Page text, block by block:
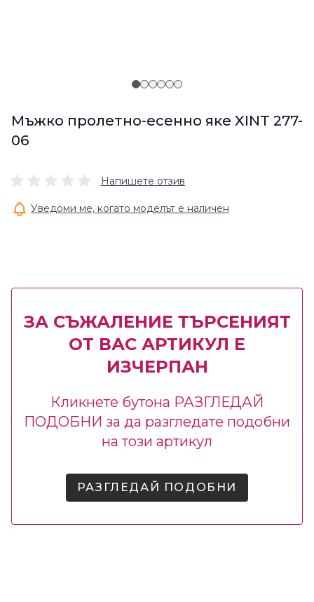
Мъжко пролетно-есенно яке XINT 277-
06
Напишете отзив
Уведоми ме, когато моделът е наличен
ЗА СЪЖАЛЕНИЕ ТЪРСЕНИЯТ
ОТ ВАС АРТИКУЛ Е
ИЗЧЕРПАН
Кликнете бутона РАЗГЛЕДАЙ
ПОДОБНИ за да разгледате подобни
на този артикул
РАЗГЛЕДАЙ ПОДОБНИ